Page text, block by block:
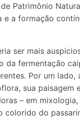
Patrimônio
e a formação
ser mais
da fermentação
Por um lado,
sua paisagem
– em mixologia,
colorido do